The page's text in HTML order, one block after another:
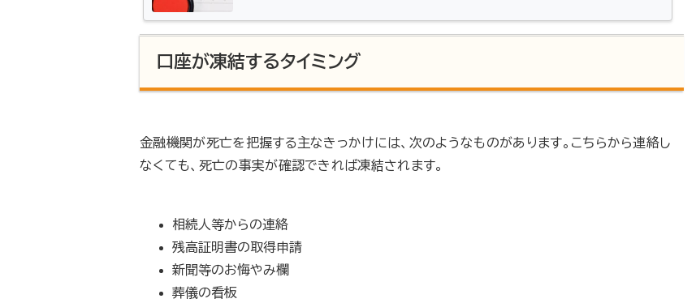
まだの人」「コピーを取る前に提出してしまった人...
口座が凍結するタイミング
金融機関が死亡を把握する主なきっかけには、次のようなものがあります。こちらから連絡し
なくても、死亡の事実が確認できれば凍結されます。
相続人等からの連絡
残高証明書の取得申請
新聞等のお悔やみ欄
葬儀の看板